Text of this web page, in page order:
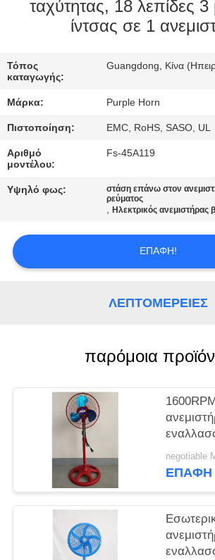
ΈΛΕΓΧΟΣ
ΕΛΆΤΕ
ΣΕ
ΕΠΑΦΉ
ΖΗΤΉΣΤΕ
ΑΠΌΣΠΑΣΜΑ
SITEMAP
ταχύτητας, 18 λεπίδες
ίντσας σε 1
Τόπος
καταγωγής:
Guangdong, Κίνα
Μάρκα: Purple Horn
Πιστοποίηση: EMC, RoHS, SASO, UL
Αριθμό
μοντέλου:
Fs-45A119
Υψηλό φως:
στάση επάνω στον
ρεύματος
,Ηλεκτρικός ανεμιστήρας
ΕΠΑΦΉ!
ΛΕΠΤΟΜΈΡΕΙΕΣ
παρόμοια
ΕΠΑΦΉ